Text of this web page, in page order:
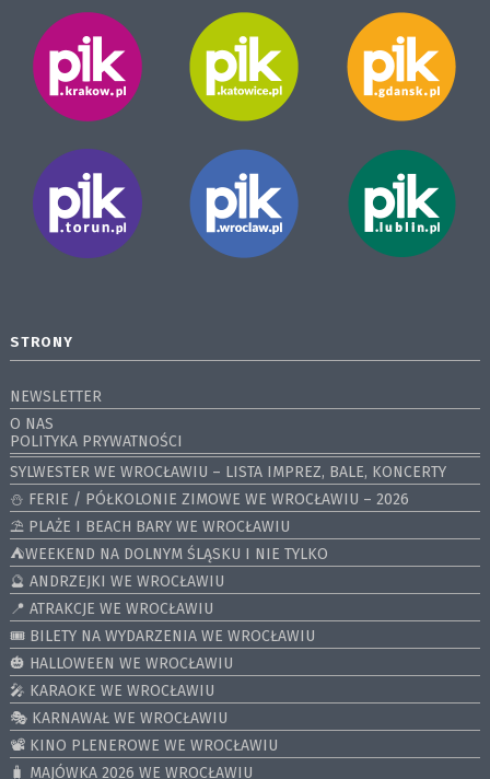
STRONY
NEWSLETTER
O NAS
POLITYKA PRYWATNOŚCI
SYLWESTER WE WROCŁAWIU – LISTA IMPREZ, BALE, KONCERTY
⛄️ FERIE / PÓŁKOLONIE ZIMOWE WE WROCŁAWIU – 2026
⛱️ PLAŻE I BEACH BARY WE WROCŁAWIU
⛺️WEEKEND NA DOLNYM ŚLĄSKU I NIE TYLKO
🔮 ANDRZEJKI WE WROCŁAWIU
📍 ATRAKCJE WE WROCŁAWIU
🎟️ BILETY NA WYDARZENIA WE WROCŁAWIU
🎃 HALLOWEEN WE WROCŁAWIU
🎤 KARAOKE WE WROCŁAWIU
🎭 KARNAWAŁ WE WROCŁAWIU
📽️ KINO PLENEROWE WE WROCŁAWIU
🧳 MAJÓWKA 2026 WE WROCŁAWIU